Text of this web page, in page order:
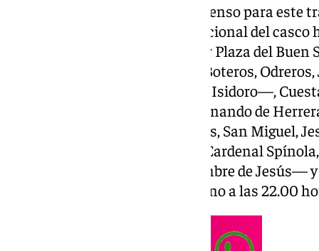
El itinerario, especialmente extenso para este
espacios de mayor arraigo devocional del
Suceso, la procesión seguirá por Plaza del
Cristo de Burgos, Sales y Ferré, Boteros,
saludo ante la Parroquia de San Isidoro—,
Salvador, Cuna, Orfila, Plaza Fernando de
—, García Tassara, Amor de Dios, San Miguel,
Barajas, Plaza de San Lorenzo, Cardenal
junto a la Capilla del Dulce Nombre de Jesús—
Parroquia de San Vicente en torno a las 22.00